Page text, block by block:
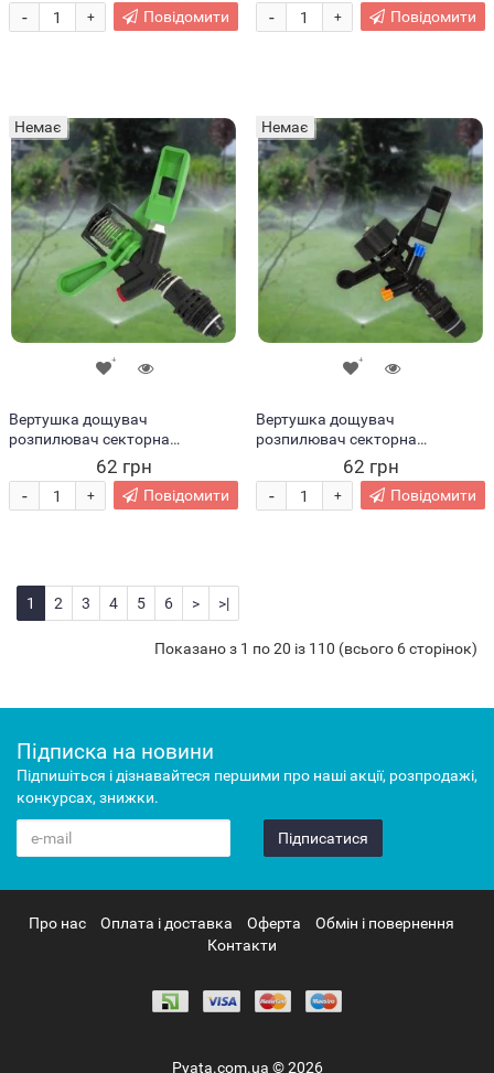
+
- Повідомити +
- Повідомити
Немає
Вертушка дощувач
розпилювач секторна
пластикова, Зелений (2020)
62 грн
+
- Повідомити
Немає
Вертушка дощувач
розпилювач секторна
пластикова, Синій + оранжевий
(2020)
62 грн
+
- Повідомити
1 2 3 4 5 6 > >|
Показано з 1 по 20 із 110 (всього 6 сторінок)
Підписка на новини
Підпишіться і дізнавайтеся першими про наші акції, розпродажі,
конкурсах, знижки.
Підписатися
Про нас Оплата і доставка Оферта
Обмін і повернення
Контакти
Pyata.com.ua © 2026